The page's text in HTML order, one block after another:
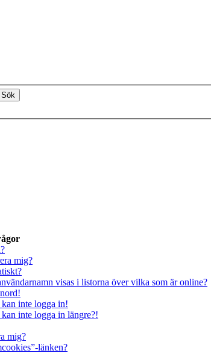
mig?
visas i listorna över vilka som är online?
kan inte logga in!
inte logga in längre?!
mig?
länken?